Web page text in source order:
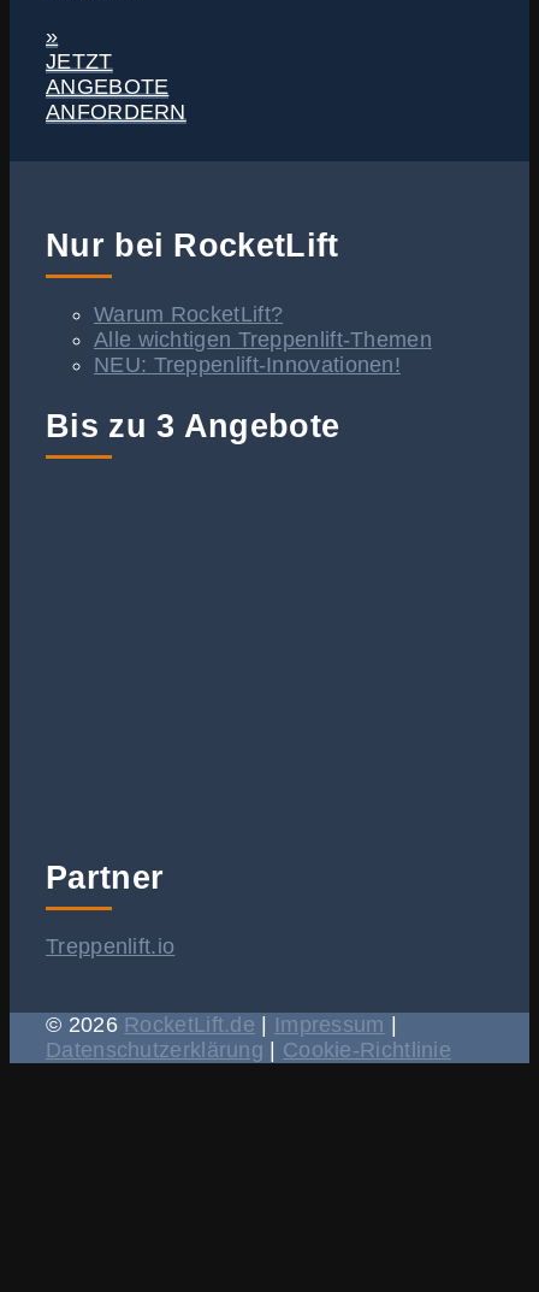
»
JETZT
ANGEBOTE
ANFORDERN
Nur bei RocketLift
Warum RocketLift?
Alle wichtigen Treppenlift-Themen
NEU: Treppenlift-Innovationen!
Bis zu 3 Angebote
Partner
Treppenlift.io
© 2026 RocketLift.de Impressum
Datenschutzerklärung
Cookie-Richtlinie